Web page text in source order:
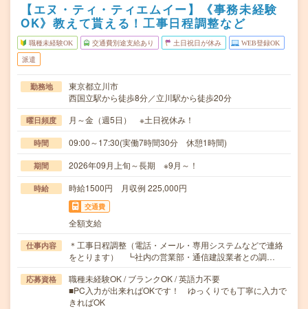
【エヌ・ティ・ティエムイー】《事務未経験
OK》教えて貰える！工事日程調整など
職種未経験OK 交通費別途支給あり 土日祝日が休み WEB登録OK
派遣
勤務地
東京都立川市
西国立駅から徒歩8分／立川駅から徒歩20分
曜日頻度 月～金（週5日） ※土日祝休み！
時間 09:00～17:30(実働7時間30分 休憩1時間)
期間 2026年09月上旬～長期 ※9月～！
時給 時給1500円 月収例 225,000円
交通費
全額支給
仕事内容
＊工事日程調整（電話・メール・専用システムなどで連絡
をとります） ┗社内の営業部・通信建設業者との調…
応募資格
職種未経験OK / ブランクOK / 英語力不要
■PC入力が出来ればOKです！ ゆっくりでも丁寧に入力で
きればOK